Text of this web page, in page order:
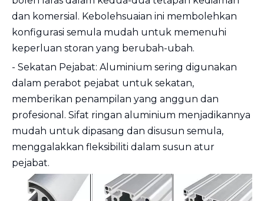
dan komersial. Kebolehsuaian ini membolehkan
konfigurasi semula mudah untuk memenuhi
keperluan storan yang berubah-ubah.
- Sekatan Pejabat: Aluminium sering digunakan
dalam perabot pejabat untuk sekatan,
memberikan penampilan yang anggun dan
profesional. Sifat ringan aluminium menjadikannya
mudah untuk dipasang dan disusun semula,
menggalakkan fleksibiliti dalam susun atur
pejabat.